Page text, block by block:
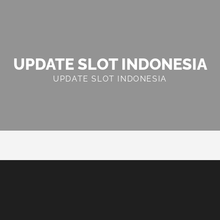
UPDATE SLOT INDONESIA
UPDATE SLOT INDONESIA